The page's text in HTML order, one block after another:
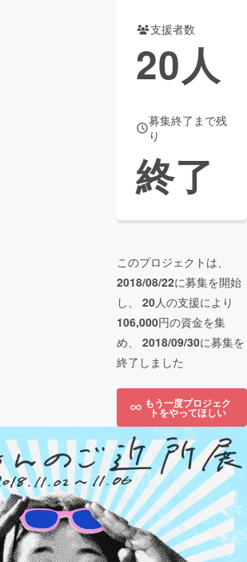
支援者数
20人
募集終了まで残
り
終了
このプロジェクトは、
2018/08/22に募集を開始
し、 20人の支援により
106,000円の資金を集
め、 2018/09/30に募集を
終了しました
もう一度プロジェク
トをやってほしい